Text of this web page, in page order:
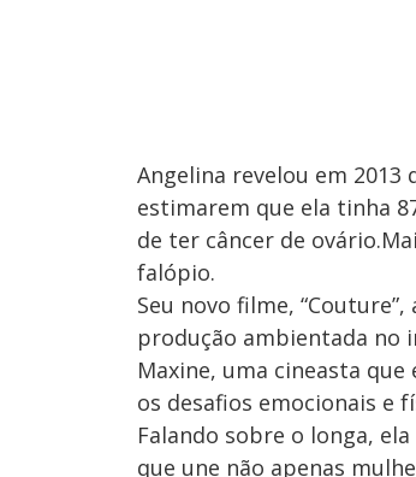
Angelina revelou em
estimarem que ela tinha
de ter câncer de
falópio.
Seu novo filme,
produção ambientada no
Maxine, uma cineasta
os desafios emocionais e
Falando sobre o longa,
que une não apenas